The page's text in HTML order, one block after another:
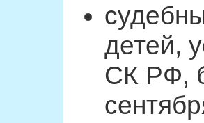
детей,
СК РФ,